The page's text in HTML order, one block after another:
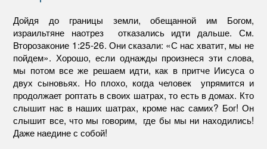
Дойдя до границы земли, обещанной им Богом,
израильтяне наотрез отказались идти дальше. См.
Второзаконие 1:25-26. Они сказали: «С нас хватит, мы не
пойдем». Хорошо, если однажды произнеся эти слова,
мы потом все же решаем идти, как в притче Иисуса о
двух сыновьях. Но плохо, когда человек упрямится и
продолжает роптать в своих шатрах, то есть в домах. Кто
слышит нас в наших шатрах, кроме нас самих? Бог! Он
слышит все, что мы говорим, где бы мы ни находились!
Даже наедине с собой!